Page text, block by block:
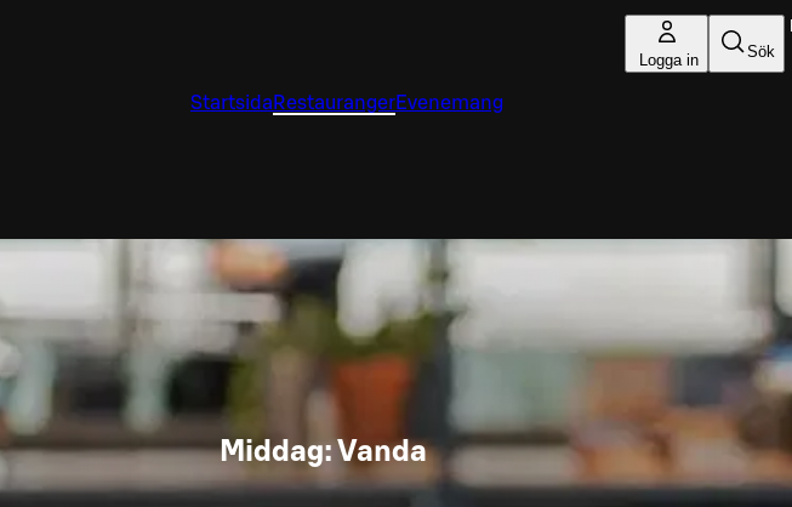
Logga in Sök
Startsida RestaurangerEvenemang
Middag: Vanda